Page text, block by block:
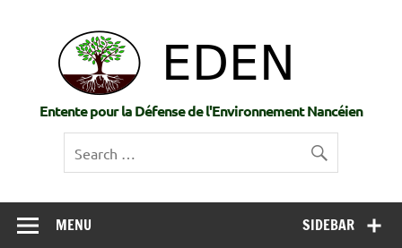
Entente pour la Défense de l'Environnement Nancéien
SIDEBAR
MENU